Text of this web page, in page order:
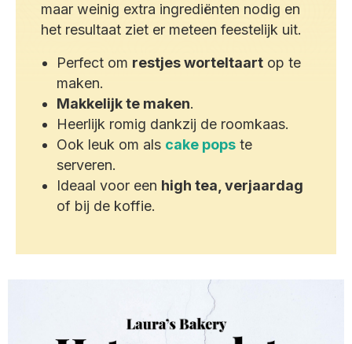
maar weinig extra ingrediënten nodig en
het resultaat ziet er meteen feestelijk uit.
Perfect om restjes worteltaart op te
maken.
Makkelijk te maken.
Heerlijk romig dankzij de roomkaas.
Ook leuk om als cake pops te
serveren.
Ideaal voor een high tea, verjaardag
of bij de koffie.